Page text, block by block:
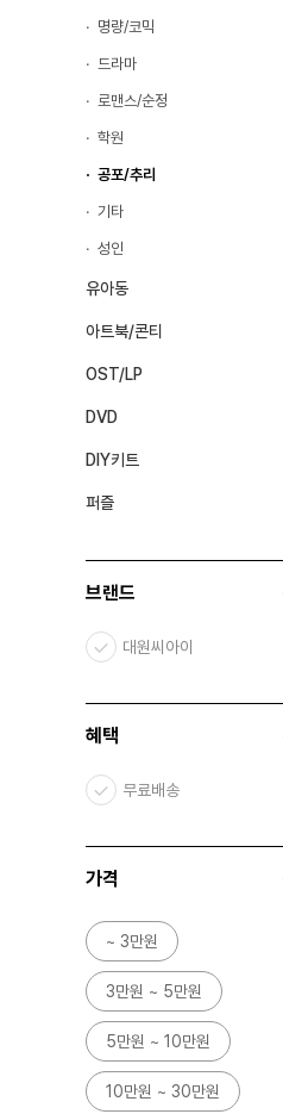
명량/코믹
드라마
로맨스/순정
학원
공포/추리
기타
성인
유아동
아트북/콘티
OST/LP
DVD
DIY키트
퍼즐
브랜드
대원씨아이
혜택
무료배송
가격
~ 3만원
3만원 ~ 5만원
5만원 ~ 10만원
10만원 ~ 30만원
5,850